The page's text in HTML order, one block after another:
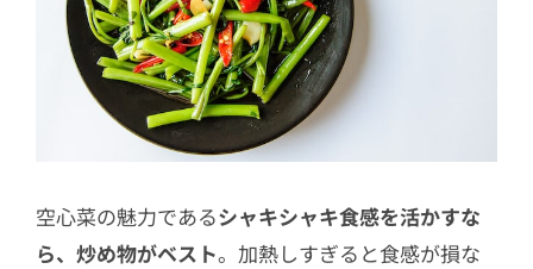
空心菜の魅力であるシャキシャキ食感を活かすな
ら、炒め物がベスト。加熱しすぎると食感が損な